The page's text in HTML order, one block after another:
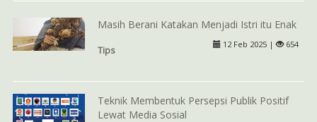
Masih Berani Katakan Menjadi Istri itu Enak
Tips
12 Feb 2025 | 654
Teknik Membentuk Persepsi Publik Positif
Lewat Media Sosial